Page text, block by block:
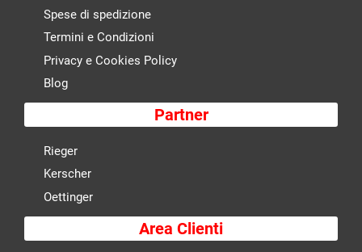
Spese di spedizione
Termini e Condizioni
Privacy e Cookies Policy
Blog
Partner
Rieger
Kerscher
Oettinger
Area Clienti